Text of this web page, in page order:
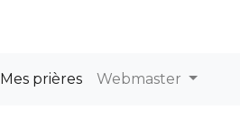
Mes prières Webmaster